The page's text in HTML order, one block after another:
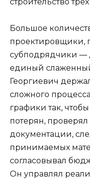
Большое
проектировщики,
субподрядчики —
единый
Георгиевич
сложного
графики так,
потерян,
документации,
принимаемых
согласовывал
Он управлял